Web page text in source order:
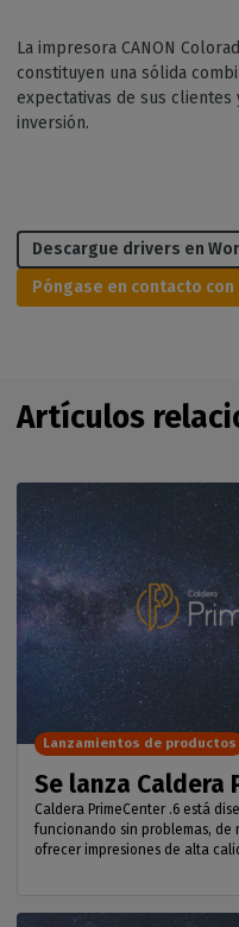
La impresora CANON
constituyen una sólida
expectativas de sus
inversión.
Descargue drivers en
Póngase en contacto
Artículos
Se lanza Caldera
Caldera PrimeCenter .6 está
funcionando sin problemas, de
ofrecer impresiones de alta
Lanzamientos de productos